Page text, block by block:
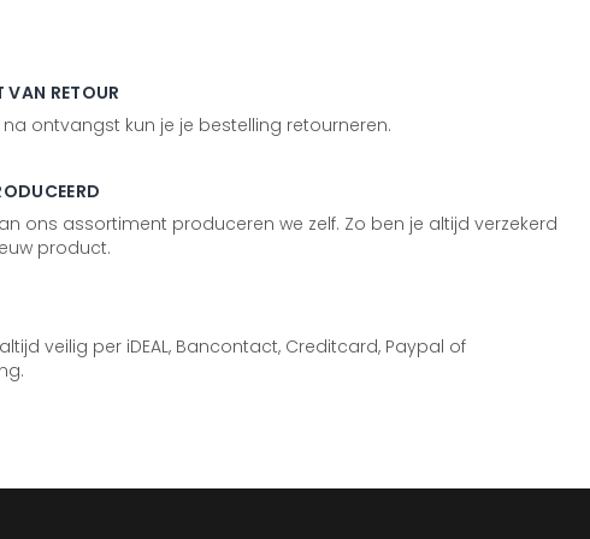
VAN RETOUR
na ontvangst kun je je bestelling retourneren.
ons assortiment produceren we zelf. Zo ben je altijd verzekerd
product.
veilig per iDEAL, Bancontact, Creditcard, Paypal of